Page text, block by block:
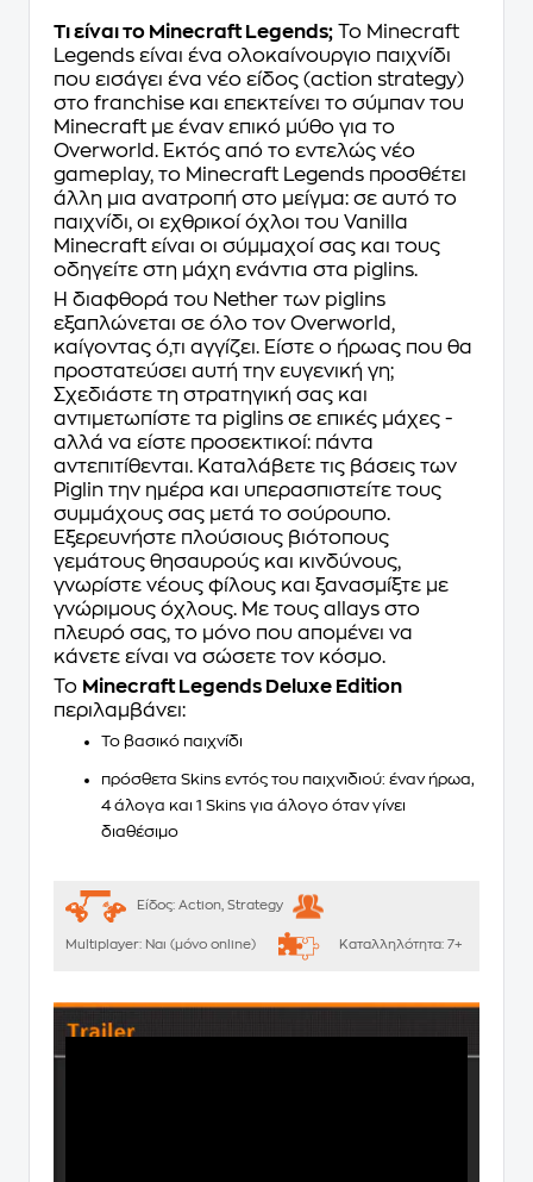
Τι είναι το Minecraft Legends; Το Minecraft
Legends είναι ένα ολοκαίνουργιο παιχνίδι
που εισάγει ένα νέο είδος (action strategy)
στο franchise και επεκτείνει το σύμπαν του
Minecraft με έναν επικό μύθο για το
Overworld. Εκτός από το εντελώς νέο
gameplay, το Minecraft Legends προσθέτει
άλλη μια ανατροπή στο μείγμα: σε αυτό το
παιχνίδι, οι εχθρικοί όχλοι του Vanilla
Minecraft είναι οι σύμμαχοί σας και τους
οδηγείτε στη μάχη ενάντια στα piglins.
Η διαφθορά του Nether των piglins
εξαπλώνεται σε όλο τον Overworld,
καίγοντας ό,τι αγγίζει. Είστε ο ήρωας που θα
προστατεύσει αυτή την ευγενική γη;
Σχεδιάστε τη στρατηγική σας και
αντιμετωπίστε τα piglins σε επικές μάχες -
αλλά να είστε προσεκτικοί: πάντα
αντεπιτίθενται. Καταλάβετε τις βάσεις των
Piglin την ημέρα και υπερασπιστείτε τους
συμμάχους σας μετά το σούρουπο.
Εξερευνήστε πλούσιους βιότοπους
γεμάτους θησαυρούς και κινδύνους,
γνωρίστε νέους φίλους και ξανασμίξτε με
γνώριμους όχλους. Με τους allays στο
πλευρό σας, το μόνο που απομένει να
κάνετε είναι να σώσετε τον κόσμο.
Το Minecraft Legends Deluxe Edition
περιλαμβάνει:
Το βασικό παιχνίδι
πρόσθετα Skins εντός του παιχνιδιού: έναν ήρωα,
4 άλογα και 1 Skins για άλογο όταν γίνει
διαθέσιμο
Είδος: Action, Strategy
Multiplayer: Ναι (μόνο online) Καταλληλότητα: 7+